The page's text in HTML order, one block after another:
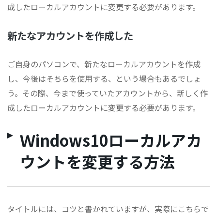
成したローカルアカウントに変更する必要があります。
新たなアカウントを作成した
ご自身のパソコンで、新たなローカルアカウントを作成
し、今後はそちらを使用する、という場合もあるでしょ
う。その際、今まで使っていたアカウントから、新しく作
成したローカルアカウントに変更する必要があります。
Ｗindows10ローカルアカ
ウントを変更する方法
タイトルには、コツと書かれていますが、実際にこちらで